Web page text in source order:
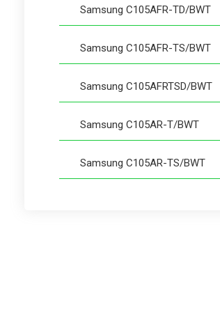
Samsung C105AFR-TD/BWT
Samsung C105AFR-TS/BWT
Samsung C105AFRTSD/BWT
Samsung C105AR-T/BWT
Samsung C105AR-TS/BWT